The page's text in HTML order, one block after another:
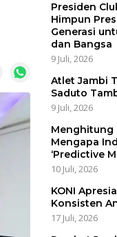
Presiden
Himpun
Generasi
dan Bangsa
9 Juli, 2026
Atlet Jambi
Saduto
9 Juli, 2026
Menghitung
Mengapa
‘Predictive
10 Juli, 2026
KONI
Konsisten
17 Juli, 2026